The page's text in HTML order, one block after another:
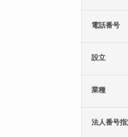
電話番号
設立
業種
法人番号指